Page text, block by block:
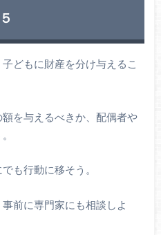
どもに財産を分け与えるこ
を与えるべきか、配偶者や
も行動に移そう。
前に専門家にも相談しよ